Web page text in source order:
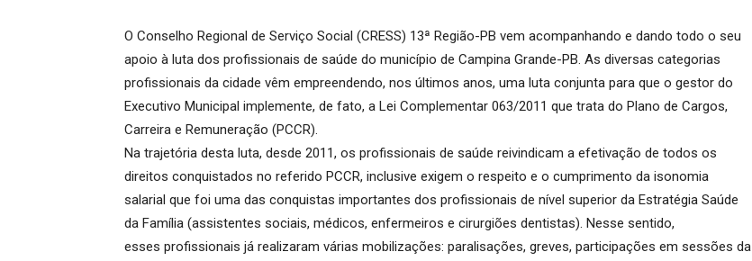
O Conselho Regional de Serviço Social (CRESS) 13ª Região-PB vem acompanhando e dando todo o seu
apoio à luta dos profissionais de saúde do município de Campina Grande-PB. As diversas categorias
profissionais da cidade vêm empreendendo, nos últimos anos, uma luta conjunta para que o gestor do
Executivo Municipal implemente, de fato, a Lei Complementar 063/2011 que trata do Plano de Cargos,
Carreira e Remuneração (PCCR).
Na trajetória desta luta, desde 2011, os profissionais de saúde reivindicam a efetivação de todos os
direitos conquistados no referido PCCR, inclusive exigem o respeito e o cumprimento da isonomia
salarial que foi uma das conquistas importantes dos profissionais de nível superior da Estratégia Saúde
da Família (assistentes sociais, médicos, enfermeiros e cirurgiões dentistas). Nesse sentido,
esses profissionais já realizaram várias mobilizações: paralisações, greves, participações em sessões da